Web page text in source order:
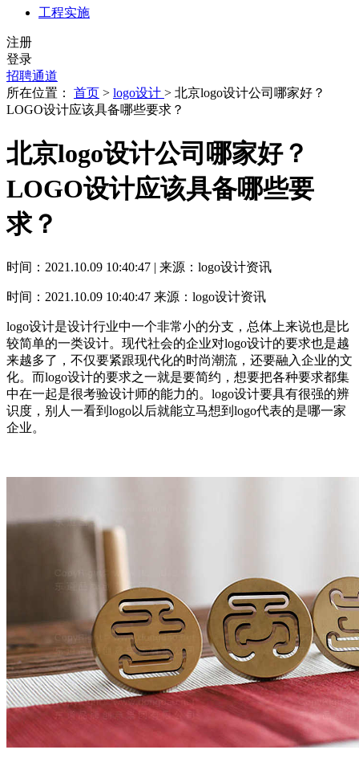
工程实施
注册
登录
招聘通道
所在位置： 首页 > logo设计 > 北京logo设计公司哪家好？
LOGO设计应该具备哪些要求？
北京logo设计公司哪家好？
LOGO设计应该具备哪些要
求？
时间：2021.10.09 10:40:47 | 来源：logo设计资讯
时间：2021.10.09 10:40:47 来源：logo设计资讯
logo设计是设计行业中一个非常小的分支，总体上来说也是比
较简单的一类设计。现代社会的企业对logo设计的要求也是越
来越多了，不仅要紧跟现代化的时尚潮流，还要融入企业的文
化。而logo设计的要求之一就是要简约，想要把各种要求都集
中在一起是很考验设计师的能力的。logo设计要具有很强的辨
识度，别人一看到logo以后就能立马想到logo代表的是哪一家
企业。